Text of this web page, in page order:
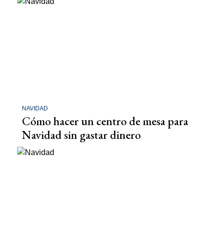
NAVIDAD
Cómo hacer un centro de mesa para
Navidad sin gastar dinero